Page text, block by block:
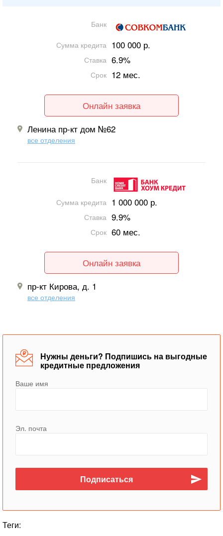
Банк
Сумма кредита 100 000 р.
Ставка 6.9%
Срок 12 мес.
Онлайн заявка
Ленина пр-кт дом №62
все отделения
Банк
Сумма кредита 1 000 000 р.
Ставка 9.9%
Срок 60 мес.
Онлайн заявка
пр-кт Кирова, д. 1
все отделения
Нужны деньги? Подпишись на выгодные
кредитные предложения
Ваше имя
Эл. почта
Теги: